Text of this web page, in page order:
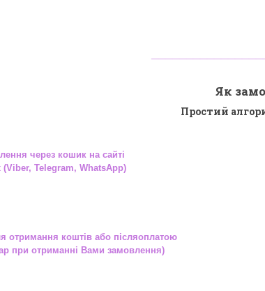
Як
Простий
через кошик на сайті
(Viber, Telegram, WhatsApp)
отримання коштів або післяоплатою
при отриманні Вами замовлення)